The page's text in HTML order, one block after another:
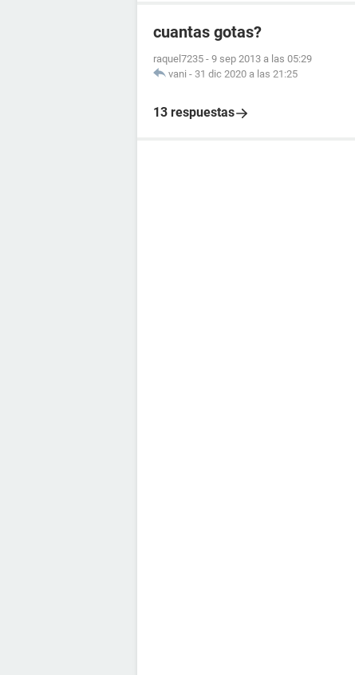
cuantas gotas?
raquel7235 - 9 sep 2013 a las 05:29
vani - 31 dic 2020 a las 21:25
13 respuestas